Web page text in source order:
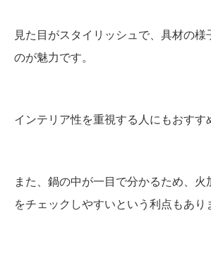
見た目がスタイリッシュで、具材の様
のが魅力です。
インテリア性を重視する人にもおすす
また、鍋の中が一目で分かるため、火
をチェックしやすいという利点もあり